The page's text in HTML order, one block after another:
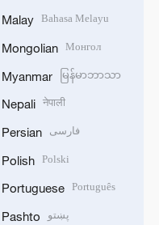
Malay Bahasa Melayu
Mongolian Монгол
Myanmar မြန်မာဘာသာ
Nepali नेपाली
Persian فارسی
Polish Polski
Portuguese Português
Pashto پښتو